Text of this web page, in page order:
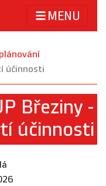
MENU
účinnosti
Březiny -
účinnosti
Veselá